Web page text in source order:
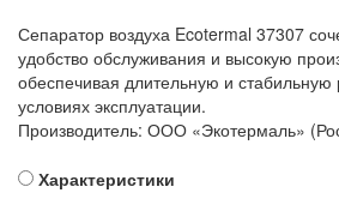
Сепаратор воздуха Ecotermal 37307
удобство обслуживания и высокую
обеспечивая длительную и стабильную
условиях эксплуатации.
Производитель: ООО «Экотермаль»
Характеристики